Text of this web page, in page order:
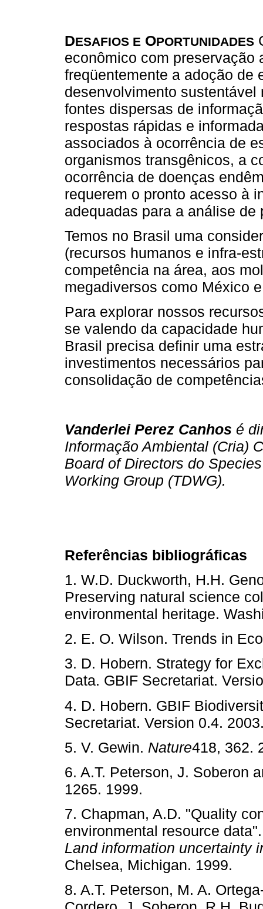
DESAFIOS E OPORTUNIDADES
econômico com preservação
freqüentemente a adoção de
desenvolvimento
fontes dispersas de
respostas rápidas e
associados à ocorrência de
organismos transgênicos, a
ocorrência de doenças
requerem o pronto acesso à
adequadas para a análise
Temos no Brasil uma
(recursos humanos e infra-
competência na área, aos
megadiversos como México
Para explorar nossos
se valendo da capacidade
Brasil precisa definir uma
investimentos necessários
consolidação de
Vanderlei Perez Canhos é
Informação Ambiental (Cria)
Board of Directors do
Working Group (TDWG).
Referências bibliográficas
1. W.D. Duckworth, H.H.
Preserving natural science
environmental heritage.
2. E. O. Wilson. Trends in
3. D. Hobern. Strategy for
Data. GBIF Secretariat.
4. D. Hobern. GBIF
Secretariat. Version 0.4.
5. V. Gewin. Nature418, 362.
6. A.T. Peterson, J. Soberon
1265. 1999.
7. Chapman, A.D. "Quality
environmental resource
Land information uncertainty
Chelsea, Michigan. 1999.
8. A.T. Peterson, M. A.